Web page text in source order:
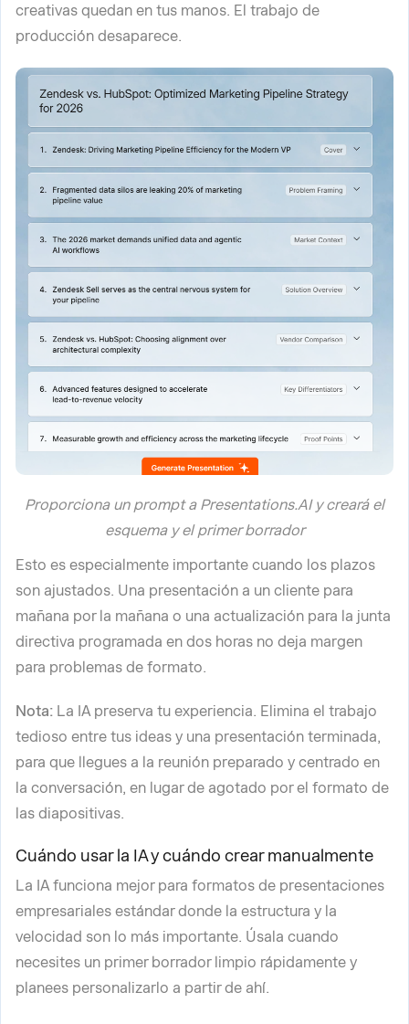
creativas quedan en tus manos. El trabajo de
producción desaparece.
Proporciona un prompt a Presentations.AI y creará el
esquema y el primer borrador
Esto es especialmente importante cuando los plazos
son ajustados. Una presentación a un cliente para
mañana por la mañana o una actualización para la junta
directiva programada en dos horas no deja margen
para problemas de formato.
Nota: La IA preserva tu experiencia. Elimina el trabajo
tedioso entre tus ideas y una presentación terminada,
para que llegues a la reunión preparado y centrado en
la conversación, en lugar de agotado por el formato de
las diapositivas.
Cuándo usar la IA y cuándo crear manualmente
La IA funciona mejor para formatos de presentaciones
empresariales estándar donde la estructura y la
velocidad son lo más importante. Úsala cuando
necesites un primer borrador limpio rápidamente y
planees personalizarlo a partir de ahí.